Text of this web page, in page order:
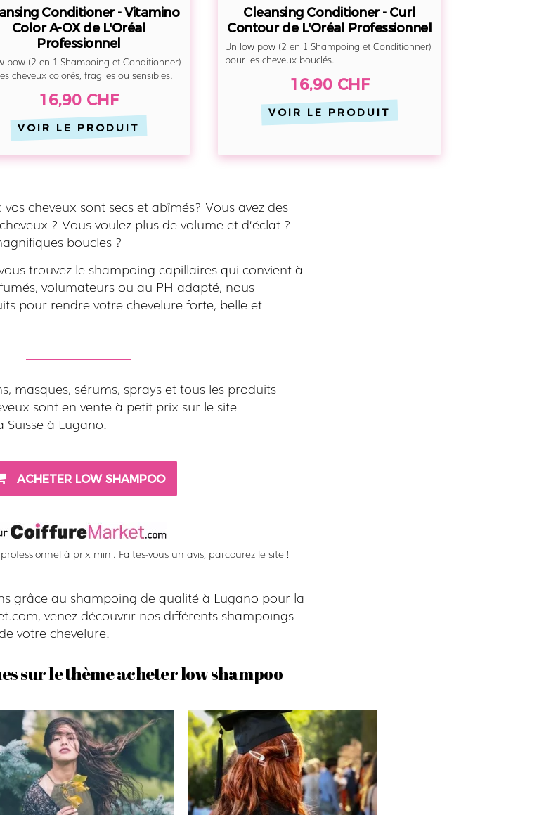
Conditioner - Vitamino
Color A-OX de L'Oréal
Professionnel
pow (2 en 1 Shampoing et Conditionner)
cheveux colorés, fragiles ou sensibles.
16,90 CHF
VOIR LE PRODUIT
Cleansing Conditioner - Curl
Contour de L'Oréal Professionnel
Un low pow (2 en 1 Shampoing et Conditionner)
pour les cheveux bouclés.
16,90 CHF
VOIR LE PRODUIT
cheveux sont secs et abîmés? Vous avez des
? Vous voulez plus de volume et d‘éclat ?
boucles ?
trouvez le shampoing capillaires qui convient à
volumateurs ou au PH adapté, nous
pour rendre votre chevelure forte, belle et
masques, sérums, sprays et tous les produits
sont en vente à petit prix sur le site
à Lugano.
ACHETER LOW SHAMPOO
à prix mini. Faites-vous un avis, parcourez le site !
grâce au shampoing de qualité à Lugano pour la
venez découvrir nos différents shampoings
votre chevelure.
sur le thème acheter low shampoo